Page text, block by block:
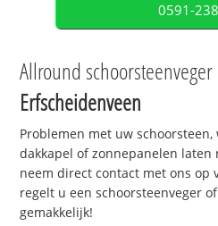
0591-
Allround schoorsteenveger
Erfscheidenveen
Problemen met uw
dakkapel of zonnepanelen laten
neem direct contact met ons op
regelt u een schoorsteenveger
gemakkelijk!